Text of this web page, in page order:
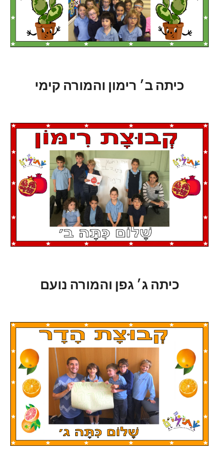
כיתה ב׳ רימון והמורה קימי
כיתה ג׳ גפן והמורה נועם